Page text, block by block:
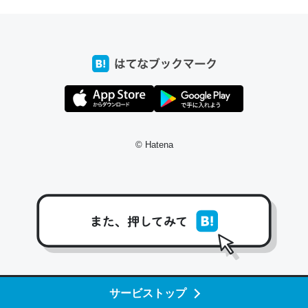
サービストップ
か使わないので回線代ほとんどかからないですよ。参考：
するくらいだった遠方の父67歳と僕。ITツール導入でコミュニケーションが劇的
う。/早速夕食に作った！本当にスナップえんどうが止まらなくなった…
が結構効いてるので、気になる場合はにんにくだけ加熱してから加えた
ダーで代用してもいいかも。
まらなくなる南フランス発祥の万能ソース「アイオリソース」の作り方をビストロ
© Hatena